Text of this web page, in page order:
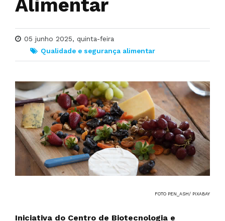
Alimentar
05 junho 2025, quinta-feira
Qualidade e segurança alimentar
FOTO PEN_ASH/ PIXABAY
Iniciativa do Centro de Biotecnologia e